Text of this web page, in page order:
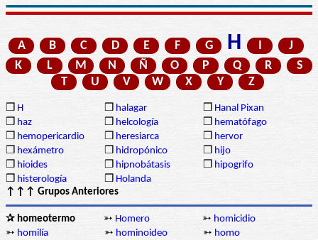
A B C D E F G H I
J
K
L M N Ñ O P Q R
S
T
U V W X Y Z
❒ H ❒ halagar ❒ Hanal Pixan
❒ haz ❒ helcología ❒ hematófago
❒ hemopericardio ❒ heresiarca ❒ hervor
❒ hexámetro ❒ hidropónico ❒ hijo
❒ hioides ❒ hipnobátasis ❒ hipogrifo
❒ histerología ❒ Holanda
↑↑↑ Grupos Anteriores
✰ homeotermo ➳ Homero ➳ homicidio
➳ homilía ➳ hominoideo ➳ homo